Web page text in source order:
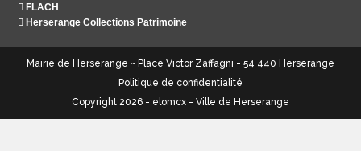
FLACH
Herserange Collections Patrimoine
Mairie de Herserange ~ Place Victor Zaffagni - 54 440 Herserange
Politique de confidentialité
Copyright 2026 - elomcx - Ville de Herserange